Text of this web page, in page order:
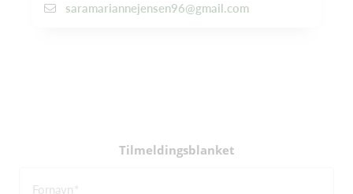
saramariannejensen96@gmail.com
Tilmeldingsblanket
Fornavn